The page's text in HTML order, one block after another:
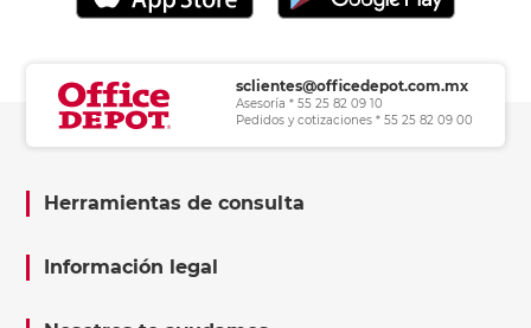
sclientes@officedepot.com.mx
Asesoría * 55 25 82 09 10
Pedidos y cotizaciones * 55 25 82 09 00
Herramientas de consulta
Información legal